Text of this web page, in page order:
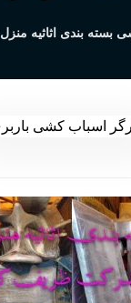
بسته بندی اثاثیه منزل